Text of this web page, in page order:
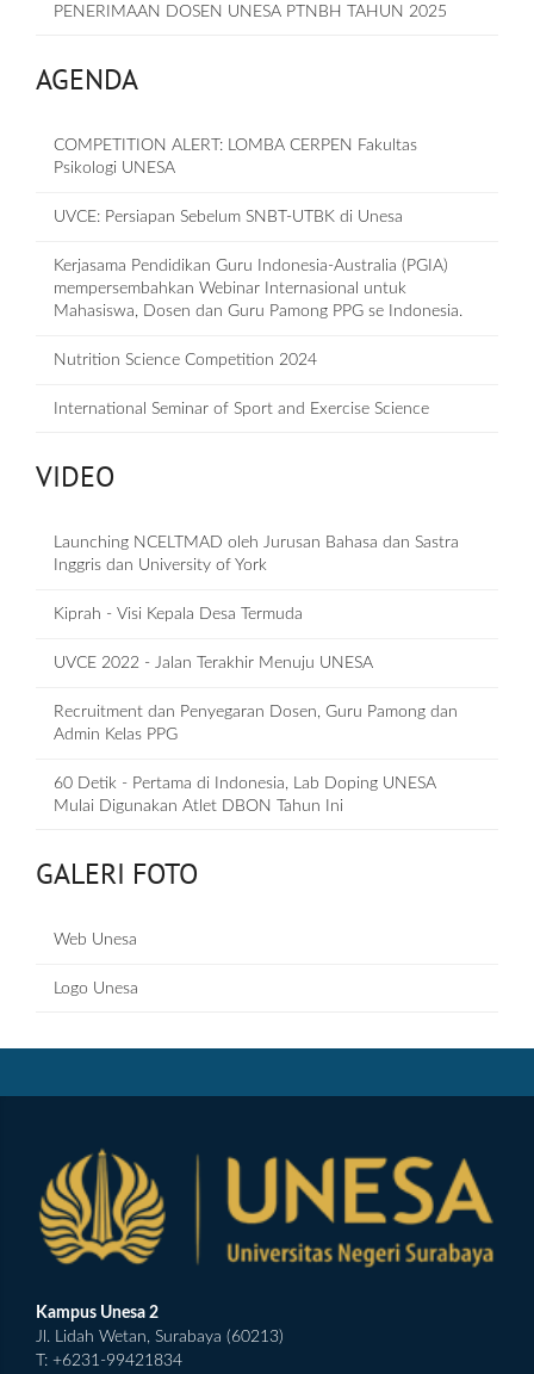
PENERIMAAN DOSEN UNESA PTNBH TAHUN 2025
AGENDA
COMPETITION ALERT: LOMBA CERPEN Fakultas
Psikologi UNESA
UVCE: Persiapan Sebelum SNBT-UTBK di Unesa
Kerjasama Pendidikan Guru Indonesia-Australia (PGIA)
mempersembahkan Webinar Internasional untuk
Mahasiswa, Dosen dan Guru Pamong PPG se Indonesia.
Nutrition Science Competition 2024
International Seminar of Sport and Exercise Science
VIDEO
Launching NCELTMAD oleh Jurusan Bahasa dan Sastra
Inggris dan University of York
Kiprah - Visi Kepala Desa Termuda
UVCE 2022 - Jalan Terakhir Menuju UNESA
Recruitment dan Penyegaran Dosen, Guru Pamong dan
Admin Kelas PPG
60 Detik - Pertama di Indonesia, Lab Doping UNESA
Mulai Digunakan Atlet DBON Tahun Ini
GALERI FOTO
Web Unesa
Logo Unesa
Kampus Unesa 2
Jl. Lidah Wetan, Surabaya (60213)
T: +6231-99421834